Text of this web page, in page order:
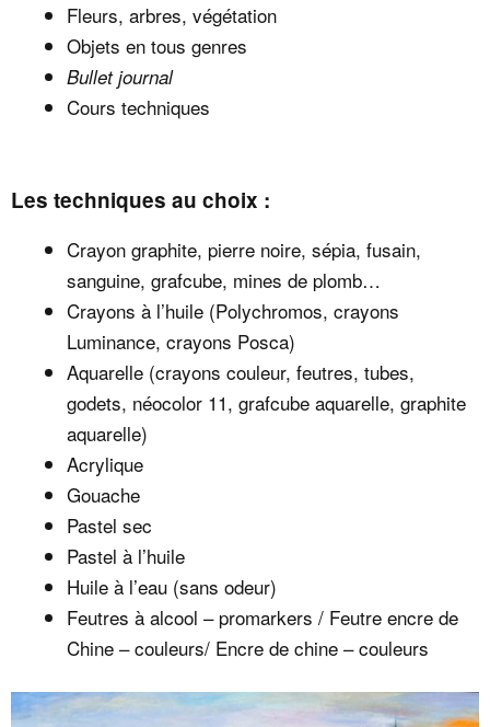
Fleurs, arbres, végétation
Objets en tous genres
Bullet journal
Cours techniques
Les techniques au choix :
Crayon graphite, pierre noire, sépia, fusain,
sanguine, grafcube, mines de plomb…
Crayons à l’huile (Polychromos, crayons
Luminance, crayons Posca)
Aquarelle (crayons couleur, feutres, tubes,
godets, néocolor 11, grafcube aquarelle, graphite
aquarelle)
Acrylique
Gouache
Pastel sec
Pastel à l’huile
Huile à l’eau (sans odeur)
Feutres à alcool – promarkers / Feutre encre de
Chine – couleurs/ Encre de chine – couleurs